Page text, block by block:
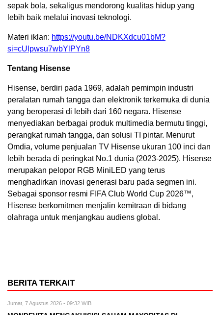
sepak bola, sekaligus mendorong kualitas hidup yang
lebih baik melalui inovasi teknologi.
Materi iklan: https://youtu.be/NDKXdcu01bM?
si=cUlpwsu7wbYlPYn8
Tentang Hisense
Hisense, berdiri pada 1969, adalah pemimpin industri
peralatan rumah tangga dan elektronik terkemuka di dunia
yang beroperasi di lebih dari 160 negara. Hisense
menyediakan berbagai produk multimedia bermutu tinggi,
perangkat rumah tangga, dan solusi TI pintar. Menurut
Omdia, volume penjualan TV Hisense ukuran 100 inci dan
lebih berada di peringkat No.1 dunia (2023-2025). Hisense
merupakan pelopor RGB MiniLED yang terus
menghadirkan inovasi generasi baru pada segmen ini.
Sebagai sponsor resmi FIFA Club World Cup 2026™,
Hisense berkomitmen menjalin kemitraan di bidang
olahraga untuk menjangkau audiens global.
BERITA TERKAIT
Jumat, 7 Agustus 2026 - 09:32 WIB